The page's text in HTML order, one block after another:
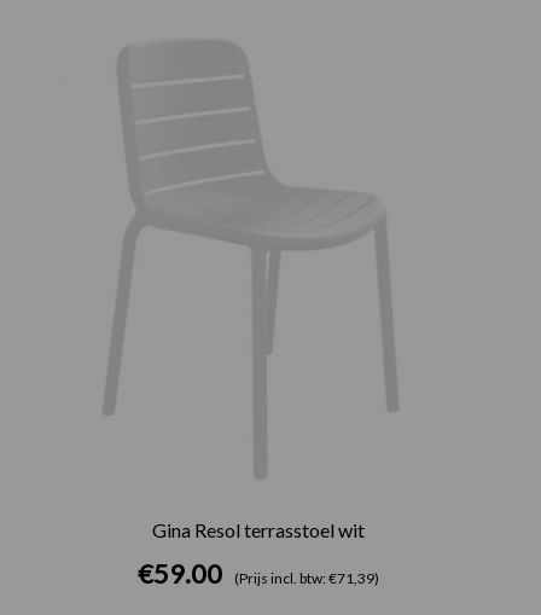
Gina Resol terrasstoel wit
€59.00 (Prijs incl. btw: €71,39)